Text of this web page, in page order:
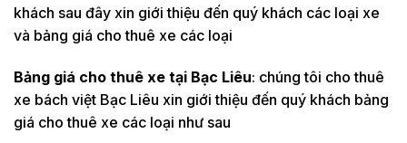
khách sau đây xin giới thiệu đến quý khách các loại xe
và bảng giá cho thuê xe các loại
Bảng giá cho thuê xe tại Bạc Liêu: chúng tôi cho thuê
xe bách việt Bạc Liêu xin giới thiệu đến quý khách bảng
giá cho thuê xe các loại như sau